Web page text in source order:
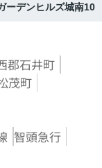
ーデンヒルズ城南10
郡石井町
茂町
智頭急行